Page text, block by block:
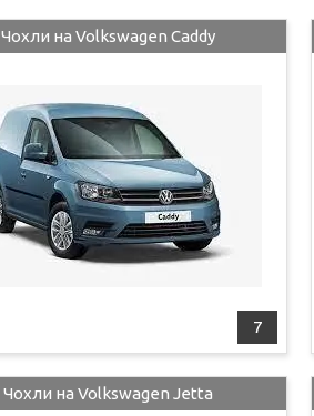
7
Чохли на Volkswagen Caddy
Чохли на Volkswagen Jetta